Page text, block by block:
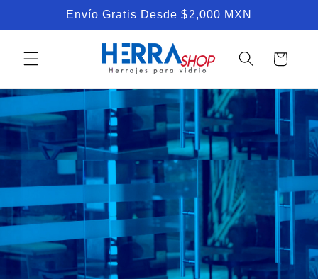
Envío Gratis Desde $2,000 MXN
Cart